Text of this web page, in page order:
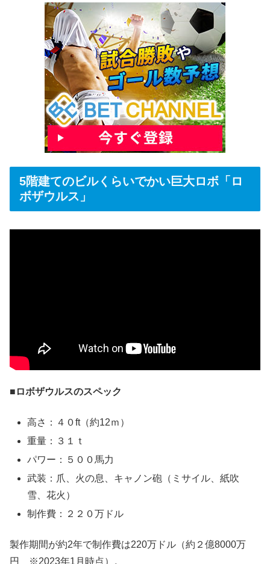
5階建てのビルくらいでかい巨大ロボ「ロ
ボザウルス」
■ロボザウルスのスペック
高さ：４０ft（約12ｍ）
重量：３１ｔ
パワー：５００馬力
武装：爪、火の息、キャノン砲（ミサイル、紙吹
雪、花火）
制作費：２２０万ドル
製作期間が約2年で制作費は220万ドル（約２億8000万
円 ※2023年1月時点）。